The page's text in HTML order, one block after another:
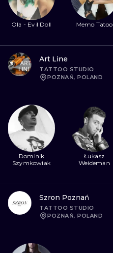
Ola - Evil Doll Memo Tatoo
Art Line
TATTOO STUDIO
POZNAŃ, POLAND
Dominik
Szymkowiak
Łukasz
Weideman
Szron Poznań
TATTOO STUDIO
POZNAŃ, POLAND